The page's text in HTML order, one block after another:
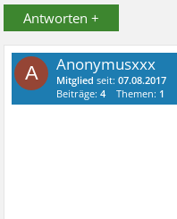
Antworten +
A Anonymusxxx
Mitglied seit:07.08.2017
Beiträge:4 Themen: 1